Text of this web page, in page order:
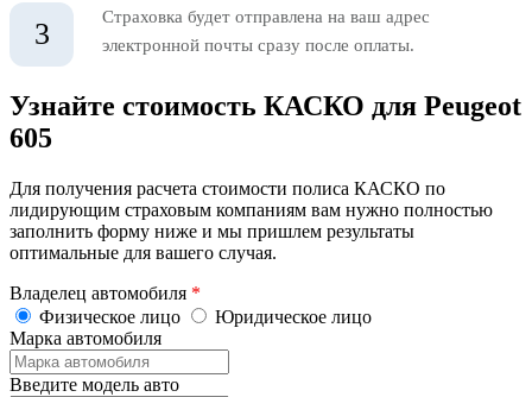
3
Страховка будет отправлена на ваш адрес
электронной почты сразу после оплаты.
Узнайте стоимость КАСКО для Peugeot
605
Для получения расчета стоимости полиса КАСКО по
лидирующим страховым компаниям вам нужно полностью
заполнить форму ниже и мы пришлем результаты
оптимальные для вашего случая.
Владелец автомобиля *
Физическое лицо
Юридическое лицо
Марка автомобиля
Введите модель авто